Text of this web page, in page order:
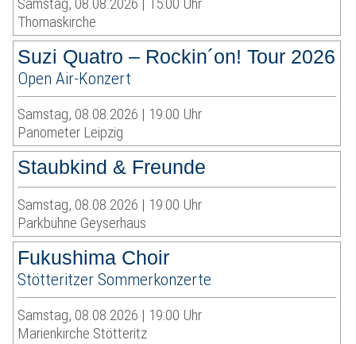
Samstag, 08.08.2026 | 15:00 Uhr
Thomaskirche
Suzi Quatro – Rockin´on! Tour 2026
Open Air-Konzert
Samstag, 08.08.2026 | 19:00 Uhr
Panometer Leipzig
Staubkind & Freunde
Samstag, 08.08.2026 | 19:00 Uhr
Parkbühne Geyserhaus
Fukushima Choir
Stötteritzer Sommerkonzerte
Samstag, 08.08.2026 | 19:00 Uhr
Marienkirche Stötteritz